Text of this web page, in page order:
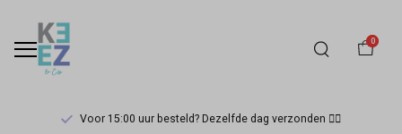
0
Voor 15:00 uur besteld? Dezelfde dag verzonden 🏃‍♀️